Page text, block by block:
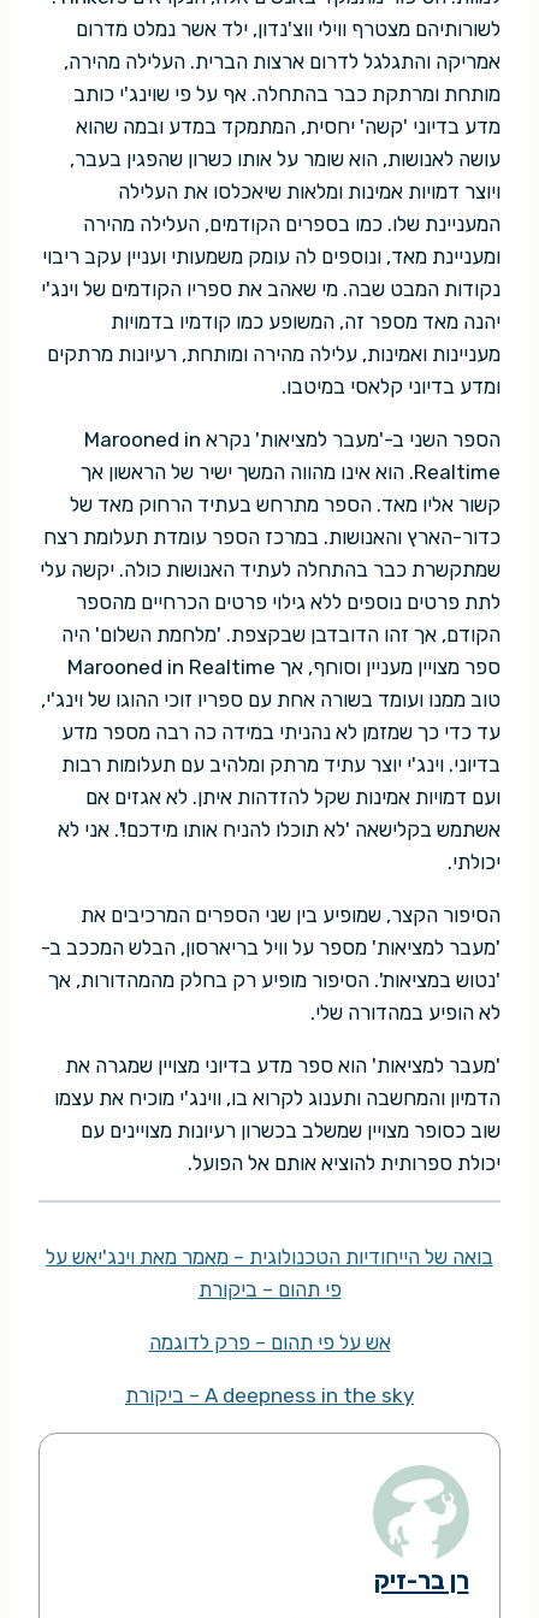
לשורותיהם מצטרף ווילי ווצ'נדון, ילד אשר נמלט מדרום
אמריקה והתגלגל לדרום ארצות הברית. העלילה מהירה,
מותחת ומרתקת כבר בהתחלה. אף על פי שוינג'י כותב
מדע בדיוני 'קשה' יחסית, המתמקד במדע ובמה שהוא
עושה לאנושות, הוא שומר על אותו כשרון שהפגין בעבר,
ויוצר דמויות אמינות ומלאות שיאכלסו את העלילה
המעניינת שלו. כמו בספרים הקודמים, העלילה מהירה
ומעניינת מאד, ונוספים לה עומק משמעותי ועניין עקב ריבוי
נקודות המבט שבה. מי שאהב את ספריו הקודמים של וינג'י
יהנה מאד מספר זה, המשופע כמו קודמיו בדמויות
מעניינות ואמינות, עלילה מהירה ומותחת, רעיונות מרתקים
ומדע בדיוני קלאסי במיטבו.
הספר השני ב-'מעבר למציאות' נקרא Marooned in
Realtime. הוא אינו מהווה המשך ישיר של הראשון אך
קשור אליו מאד. הספר מתרחש בעתיד הרחוק מאד של
כדור-הארץ והאנושות. במרכז הספר עומדת תעלומת רצח
שמתקשרת כבר בהתחלה לעתיד האנושות כולה. יקשה עלי
לתת פרטים נוספים ללא גילוי פרטים הכרחיים מהספר
הקודם, אך זהו הדובדבן שבקצפת. 'מלחמת השלום' היה
ספר מצויין מעניין וסוחף, אך Marooned in Realtime
טוב ממנו ועומד בשורה אחת עם ספריו זוכי ההוגו של וינג'י,
עד כדי כך שמזמן לא נהניתי במידה כה רבה מספר מדע
בדיוני. וינג'י יוצר עתיד מרתק ומלהיב עם תעלומות רבות
ועם דמויות אמינות שקל להזדהות איתן. לא אגזים אם
אשתמש בקלישאה 'לא תוכלו להניח אותו מידכם!'. אני לא
יכולתי.
הסיפור הקצר, שמופיע בין שני הספרים המרכיבים את
'מעבר למציאות' מספר על וויל בריארסון, הבלש המככב ב-
'נטוש במציאות'. הסיפור מופיע רק בחלק מהמהדורות, אך
לא הופיע במהדורה שלי.
'מעבר למציאות' הוא ספר מדע בדיוני מצויין שמגרה את
הדמיון והמחשבה ותענוג לקרוא בו, ווינג'י מוכיח את עצמו
שוב כסופר מצויין שמשלב בכשרון רעיונות מצויינים עם
יכולת ספרותית להוציא אותם אל הפועל.
בואה של הייחודיות הטכנולוגית – מאמר מאת וינג'יאש על
פי תהום – ביקורת
אש על פי תהום – פרק לדוגמה
A deepness in the sky – ביקורת
רן בר-זיק